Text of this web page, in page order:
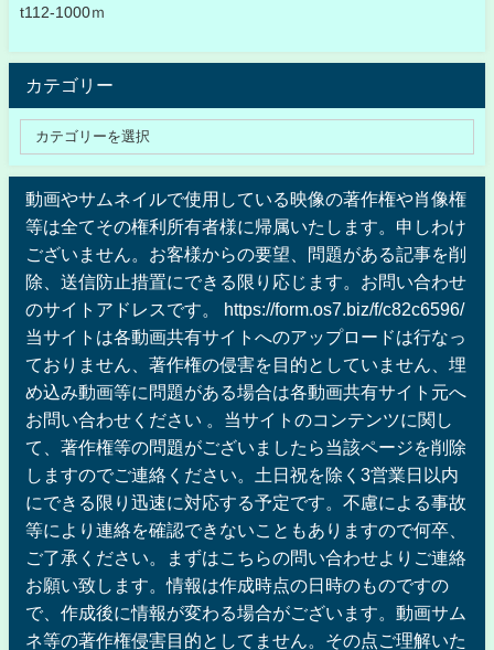
t112-1000ｍ
カテゴリー
動画やサムネイルで使用している映像の著作権や肖像権
等は全てその権利所有者様に帰属いたします。申しわけ
ございません。お客様からの要望、問題がある記事を削
除、送信防止措置にできる限り応じます。お問い合わせ
のサイトアドレスです。 https://form.os7.biz/f/c82c6596/
当サイトは各動画共有サイトへのアップロードは行なっ
ておりません、著作権の侵害を目的としていません、埋
め込み動画等に問題がある場合は各動画共有サイト元へ
お問い合わせください 。当サイトのコンテンツに関し
て、著作権等の問題がございましたら当該ページを削除
しますのでご連絡ください。土日祝を除く3営業日以内
にできる限り迅速に対応する予定です。不慮による事故
等により連絡を確認できないこともありますので何卒、
ご了承ください。まずはこちらの問い合わせよりご連絡
お願い致します。情報は作成時点の日時のものですの
で、作成後に情報が変わる場合がございます。動画サム
ネ等の著作権侵害目的としてません。その点ご理解いた